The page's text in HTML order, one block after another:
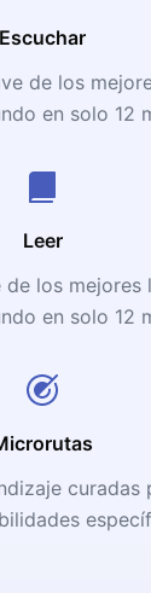
Escuchar
de los
en solo 12
Leer
de los mejores
en solo 12
curadas